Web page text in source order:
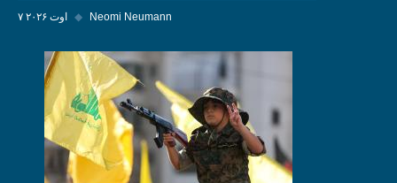
۷ اوت ۲۰۲۶ ◆ Neomi Neumann